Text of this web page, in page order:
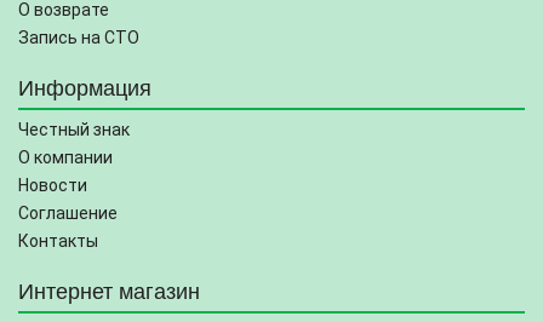
О возврате
Запись на СТО
Информация
Честный знак
О компании
Новости
Соглашение
Контакты
Интернет магазин